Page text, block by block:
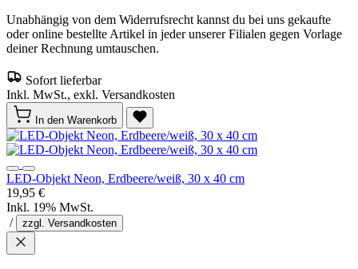
Unabhängig von dem Widerrufsrecht kannst du bei uns gekaufte
oder online bestellte Artikel in jeder unserer Filialen gegen Vorlage
deiner Rechnung umtauschen.
Sofort lieferbar
Inkl. MwSt., exkl. Versandkosten
In den Warenkorb
LED-Objekt Neon, Erdbeere/weiß, 30 x 40 cm
19,95 €
Inkl. 19% MwSt.
/
zzgl. Versandkosten